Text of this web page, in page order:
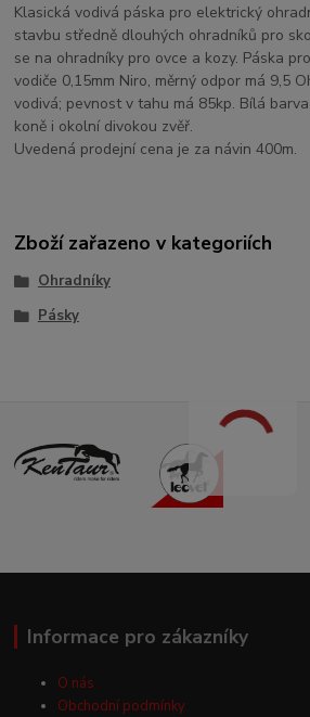
Klasická vodivá páska pro elektrický
stavbu středně dlouhých ohradníků pro
se na ohradníky pro ovce a kozy. Páska
vodiče 0,15mm Niro, měrný odpor má 9,5
vodivá; pevnost v tahu má 85kp. Bílá
koně i okolní divokou zvěř.
Uvedená prodejní cena je za návin 400m.
Zboží zařazeno v kategoriích
Ohradníky
Pásky
Informace pro zákazníky
O nás
Obchodní podmínky